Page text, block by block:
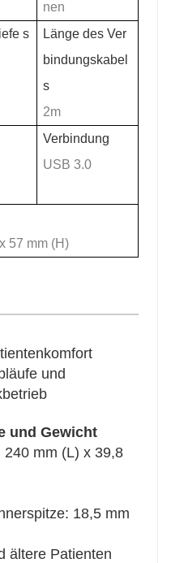
nen
s
Länge des Ver
bindungskabel
s
2m
Verbindung
USB 3.0
57 mm (H)
und
und Gewicht
240 mm (L) x 39,8
18,5 mm
ältere Patienten